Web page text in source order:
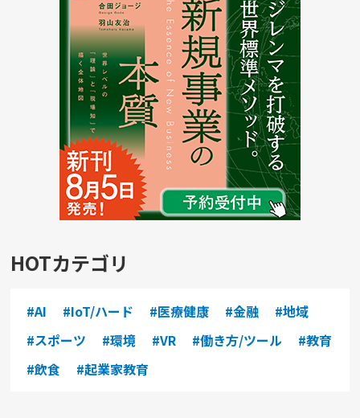
HOTカテゴリ
#AI #IoT/ハード #医療健康 #金融
#地域
#スポーツ
#環境 #VR #働き方/ツール
#教育
#飲食
#起業家教育